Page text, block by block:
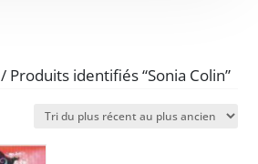
/ Produits identifiés “Sonia Colin”